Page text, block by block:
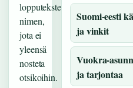
lopputeksteistä
nimen,
jota ei
yleensä
nosteta
otsikoihin.
Suomi-eesti
ja vinkit
Vuokra-
ja tarjontaa